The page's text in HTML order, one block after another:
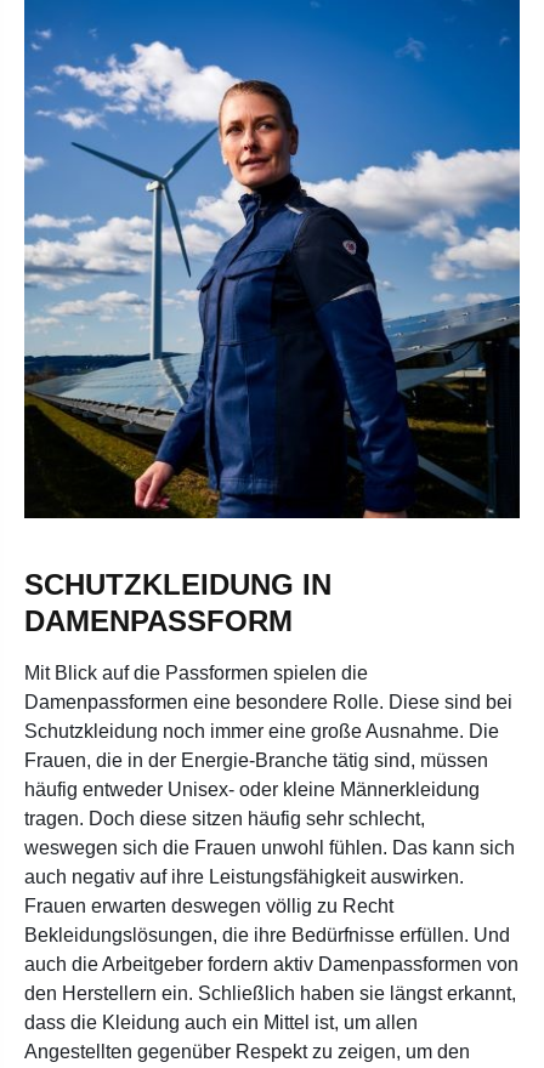
SCHUTZKLEIDUNG IN
DAMENPASSFORM
Mit Blick auf die Passformen spielen die
Damenpassformen eine besondere Rolle. Diese sind bei
Schutzkleidung noch immer eine große Ausnahme. Die
Frauen, die in der Energie-Branche tätig sind, müssen
häufig entweder Unisex- oder kleine Männerkleidung
tragen. Doch diese sitzen häufig sehr schlecht,
weswegen sich die Frauen unwohl fühlen. Das kann sich
auch negativ auf ihre Leistungsfähigkeit auswirken.
Frauen erwarten deswegen völlig zu Recht
Bekleidungslösungen, die ihre Bedürfnisse erfüllen. Und
auch die Arbeitgeber fordern aktiv Damenpassformen von
den Herstellern ein. Schließlich haben sie längst erkannt,
dass die Kleidung auch ein Mittel ist, um allen
Angestellten gegenüber Respekt zu zeigen, um den